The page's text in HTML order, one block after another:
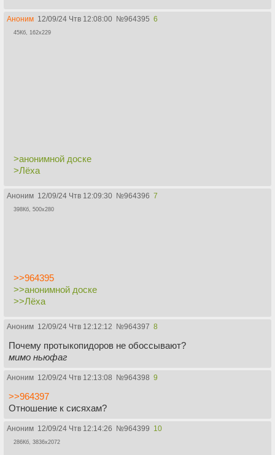
Аноним 12/09/24 Чтв 12:08:00 №964395 6
45Кб, 162x229
>анонимной доске
>Лёха
Аноним 12/09/24 Чтв 12:09:30 №964396 7
398Кб, 500x280
>>964395
>>анонимной доске
>>Лёха
Аноним 12/09/24 Чтв 12:12:12 №964397 8
Почему протыкопидоров не обоссывают?
мимо ньюфаг
Аноним 12/09/24 Чтв 12:13:08 №964398 9
>>964397
Отношение к сисяхам?
Аноним 12/09/24 Чтв 12:14:26 №964399 10
286Кб, 3836x2072